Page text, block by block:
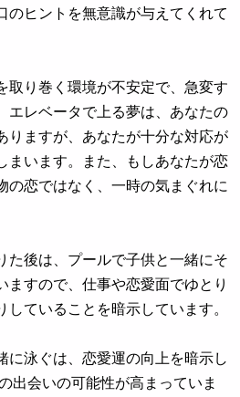
のヒントを無意識が与えてくれて
取り巻く環境が不安定で、急変す
エレベータで上る夢は、あなたの
りますが、あなたが十分な対応が
まいます。また、もしあなたが恋
の恋ではなく、一時の気まぐれに
た後は、プールで子供と一緒にそ
ますので、仕事や恋愛面でゆとり
ていることを暗示しています。
に泳ぐは、恋愛運の向上を暗示し
出会いの可能性が高まっていま